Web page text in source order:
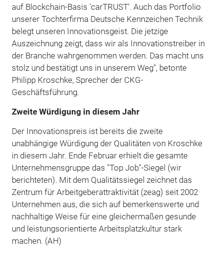
auf Blockchain-Basis 'carTRUST'. Auch das Portfolio
unserer Tochterfirma Deutsche Kennzeichen Technik
belegt unseren Innovationsgeist. Die jetzige
Auszeichnung zeigt, dass wir als Innovationstreiber in
der Branche wahrgenommen werden. Das macht uns
stolz und bestätigt uns in unserem Weg", betonte
Philipp Kroschke, Sprecher der CKG-
Geschäftsführung.
Zweite Würdigung in diesem Jahr
Der Innovationspreis ist bereits die zweite
unabhängige Würdigung der Qualitäten von Kroschke
in diesem Jahr. Ende Februar erhielt die gesamte
Unternehmensgruppe das "Top Job"-Siegel (wir
berichteten). Mit dem Qualitätssiegel zeichnet das
Zentrum für Arbeitgeberattraktivität (zeag) seit 2002
Unternehmen aus, die sich auf bemerkenswerte und
nachhaltige Weise für eine gleichermaßen gesunde
und leistungsorientierte Arbeitsplatzkultur stark
machen. (AH)